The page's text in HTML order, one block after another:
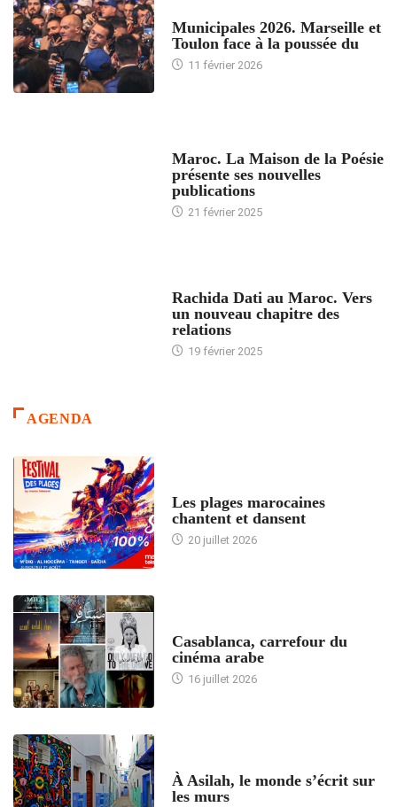
Municipales 2026. Marseille et
Toulon face à la poussée du
11 février 2026
Maroc. La Maison de la Poésie
présente ses nouvelles
publications
21 février 2025
Rachida Dati au Maroc. Vers
un nouveau chapitre des
relations
19 février 2025
AGENDA
Les plages marocaines
chantent et dansent
20 juillet 2026
Casablanca, carrefour du
cinéma arabe
16 juillet 2026
À Asilah, le monde s’écrit sur
les murs